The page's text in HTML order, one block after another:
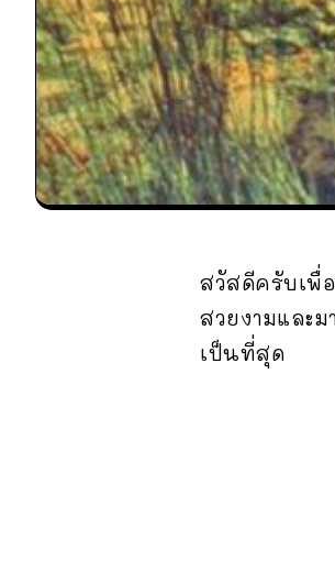
สวัสดีครับเพื่
สวยงามและ
เป็นที่สุด